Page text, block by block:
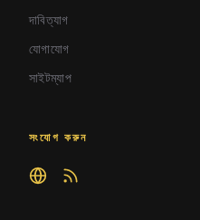
দাবিত্যাগ
যোগাযোগ
সাইটম্যাপ
সংযোগ করুন